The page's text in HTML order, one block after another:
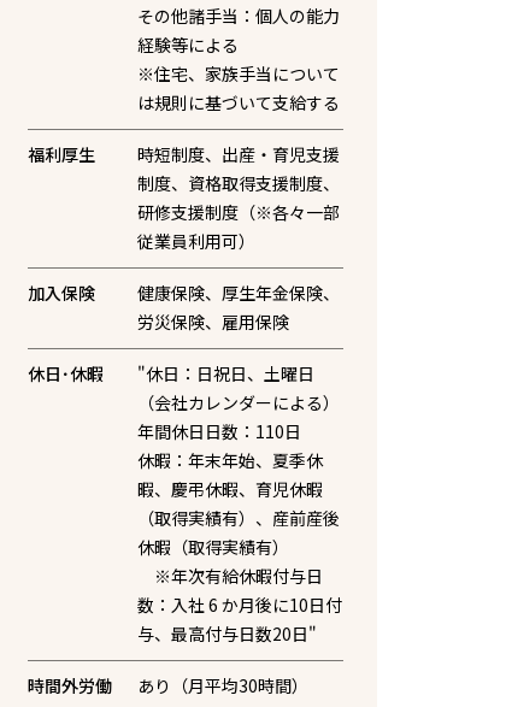
その他諸手当：個人の能力
経験等による
※住宅、家族手当について
は規則に基づいて支給する
福利厚生
時短制度、出産・育児支援
制度、資格取得支援制度、
研修支援制度（※各々一部
従業員利用可）
加入保険
健康保険、厚生年金保険、
労災保険、雇用保険
休日･休暇
"休日：日祝日、土曜日
（会社カレンダーによる）
年間休日日数：110日
休暇：年末年始、夏季休
暇、慶弔休暇、育児休暇
（取得実績有）、産前産後
休暇（取得実績有）
※年次有給休暇付与日
数：入社 6 か月後に10日付
与、最高付与日数20日"
時間外労働 あり（月平均30時間）